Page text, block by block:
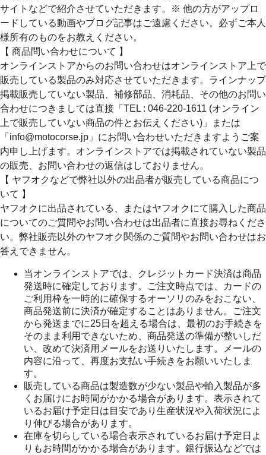
サイトなどで紹介させていただきます。※ 他の方がアップロ
ードしている動画やブログ記事はご遠慮ください。必ずご本人
様所有のものをお教えください。
【 商品問い合わせについて 】
オンラインストアからのお問い合わせはオンラインストア上で
販売している製品のみ対応させていただきます。ラインナップ
掲載販売していない製品、補修部品、消耗品、その他のお問い
合わせにつきましては直接「TEL : 046-220-1611 (オンライン
上で販売していない商品の件とお伝えください)」または
「info@motocorse.jp」にお問い合わせいただきますようご案
内申し上げます。オンラインストアでは掲載されていない製品
の販売、お問い合わせの返信はしておりません。
【 ヤフオクなどで弊社以外の出品者が販売している商品につ
いて 】
ヤフオクに出品されている、またはヤフオクにて購入した商品
についてのご質問やお問い合わせは出品者に直接お尋ねくださ
い。弊社販売以外のヤフオク関係のご質問やお問い合わせはお
答えできません。
当オンラインストアでは、クレジットカード決済は商品
発送時に確定しております。ご注文時点では、カードの
ご利用枠を一時的に確保するオーソリのみをおこない、
商品発送前に決済が確定することはありません。ご注文
から発送までに25日を超える場合は、最初のお手続きを
そのまま利用できないため、商品発送の準備が整いしだ
い、改めて決済用メールをお送りいたします。メールの
内容に沿って、再度お支払い手続きをお願いいたしま
す。
販売している商品は製造数が少ない製品や輸入製品が多
くお届けにお時間がかかる場合があります。表示されて
いるお届け予定日は目安であり生産状況や入荷状況によ
り伸びる場合があります。
在庫を切らしている場合表示されているお届け予定日よ
りもお時間がかかる場合があります。銀行振込などでは